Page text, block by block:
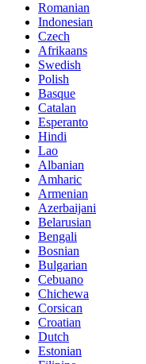
Romanian
Indonesian
Czech
Afrikaans
Swedish
Polish
Basque
Catalan
Esperanto
Hindi
Lao
Albanian
Amharic
Armenian
Azerbaijani
Belarusian
Bengali
Bosnian
Bulgarian
Cebuano
Chichewa
Corsican
Croatian
Dutch
Estonian